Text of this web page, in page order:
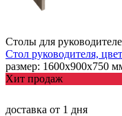
Столы для
Стол руководителя,
размер: 1600х900х750
Хит продаж
доставка от 1 дня